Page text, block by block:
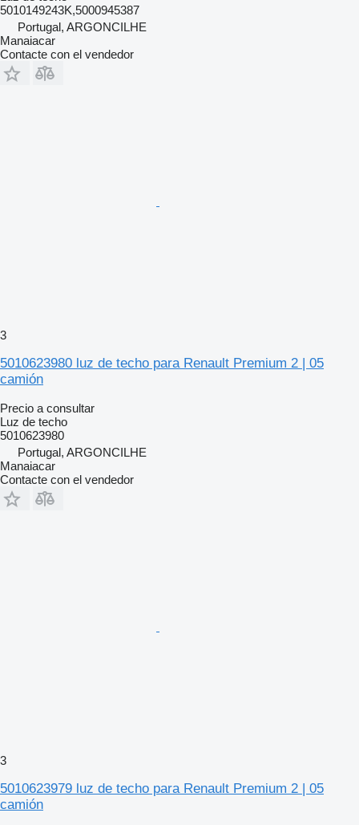
5010149243K,5000945387
Portugal, ARGONCILHE
Manaiacar
Contacte con el vendedor
3
5010623980 luz de techo para Renault Premium 2 | 05
camión
Precio a consultar
Luz de techo
5010623980
Portugal, ARGONCILHE
Manaiacar
Contacte con el vendedor
3
5010623979 luz de techo para Renault Premium 2 | 05
camión